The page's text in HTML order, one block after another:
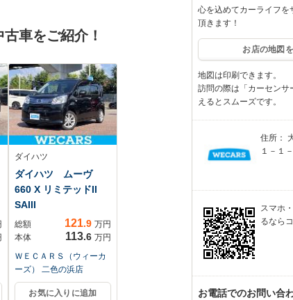
ト スマートキー
LEDヘッドライト
地デジTV
車をご紹介！
ダイハツ
ダイハツ ムーヴ
660 X リミテッドII
SAIII
総額 121.9 万円
本体
113.6 万円
ＷＥＣＡＲＳ（ウィーカ
ーズ） 二色の浜店
お気に入りに追加
心を込めてカーライフを
頂きます！
お店の地図
地図は印刷できます。
訪問の際は「カーセンサ
えるとスムーズです。
住所：
１－１
スマホ
るなら
お電話でのお問い合